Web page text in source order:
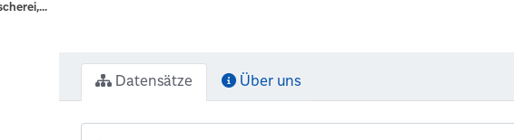
Datensätze Über uns